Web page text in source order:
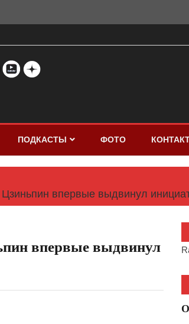
ПОДКАСТЫ ФОТО
впервые выдвинул
впервые выдвинул